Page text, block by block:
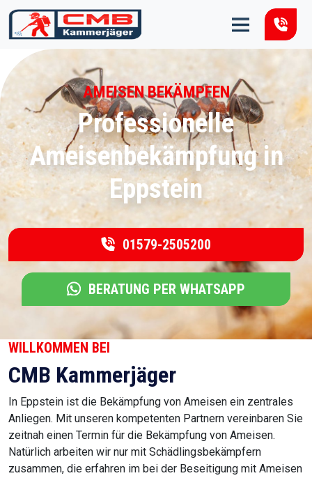
Zum Inhalt springen
AMEISEN BEKÄMPFEN
Professionelle
Ameisenbekämpfung in
Eppstein
01579-2505200
BERATUNG PER WHATSAPP
WILLKOMMEN BEI
CMB Kammerjäger
In Eppstein ist die Bekämpfung von Ameisen ein zentrales
Anliegen. Mit unseren kompetenten Partnern vereinbaren Sie
zeitnah einen Termin für die Bekämpfung von Ameisen.
Natürlich arbeiten wir nur mit Schädlingsbekämpfern
zusammen, die erfahren im bei der Beseitigung mit Ameisen